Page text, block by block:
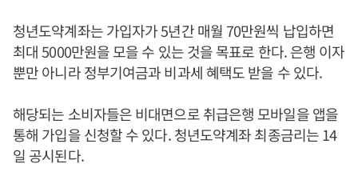
청년도약계좌는 가입자가 5년간 매월 70만원씩 납입하면
최대 5000만원을 모을 수 있는 것을 목표로 한다. 은행 이자
뿐만 아니라 정부기여금과 비과세 혜택도 받을 수 있다.
해당되는 소비자들은 비대면으로 취급은행 모바일을 앱을
통해 가입을 신청할 수 있다. 청년도약계좌 최종금리는 14
일 공시된다.